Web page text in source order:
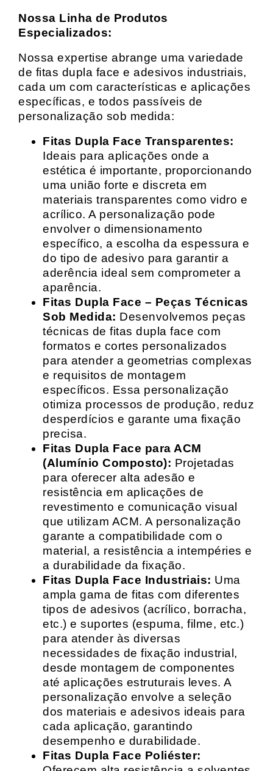
Nossa Linha de Produtos
Especializados:
Nossa expertise abrange uma variedade
de fitas dupla face e adesivos industriais,
cada um com características e aplicações
específicas, e todos passíveis de
personalização sob medida:
Fitas Dupla Face Transparentes:
Ideais para aplicações onde a
estética é importante, proporcionando
uma união forte e discreta em
materiais transparentes como vidro e
acrílico. A personalização pode
envolver o dimensionamento
específico, a escolha da espessura e
do tipo de adesivo para garantir a
aderência ideal sem comprometer a
aparência.
Fitas Dupla Face – Peças Técnicas
Sob Medida: Desenvolvemos peças
técnicas de fitas dupla face com
formatos e cortes personalizados
para atender a geometrias complexas
e requisitos de montagem
específicos. Essa personalização
otimiza processos de produção, reduz
desperdícios e garante uma fixação
precisa.
Fitas Dupla Face para ACM
(Alumínio Composto): Projetadas
para oferecer alta adesão e
resistência em aplicações de
revestimento e comunicação visual
que utilizam ACM. A personalização
garante a compatibilidade com o
material, a resistência a intempéries e
a durabilidade da fixação.
Fitas Dupla Face Industriais: Uma
ampla gama de fitas com diferentes
tipos de adesivos (acrílico, borracha,
etc.) e suportes (espuma, filme, etc.)
para atender às diversas
necessidades de fixação industrial,
desde montagem de componentes
até aplicações estruturais leves. A
personalização envolve a seleção
dos materiais e adesivos ideais para
cada aplicação, garantindo
desempenho e durabilidade.
Fitas Dupla Face Poliéster: